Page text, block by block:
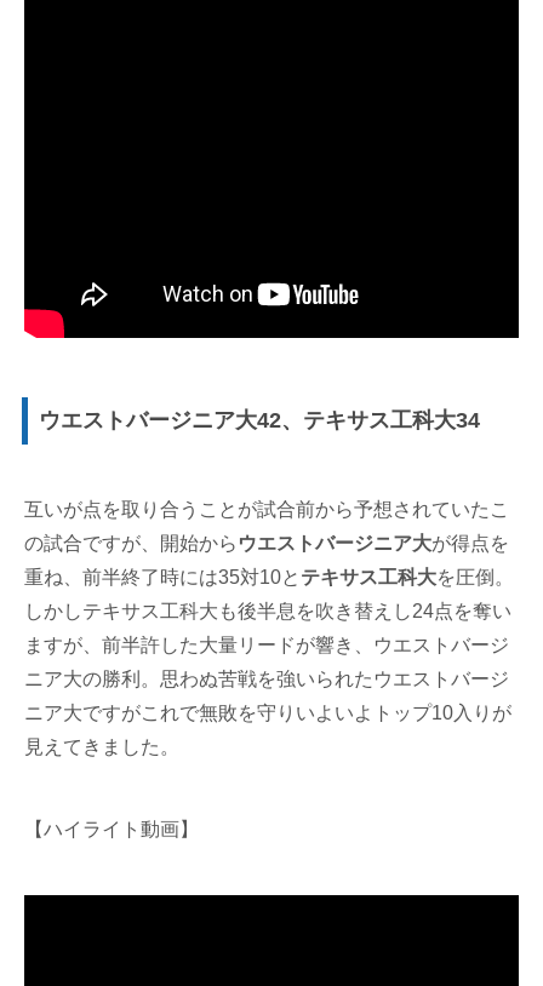
ウエストバージニア大42、テキサス工科大34
互いが点を取り合うことが試合前から予想されていたこ
の試合ですが、開始から ウエストバージニア大が得点を
重ね、前半終了時には35対10と テキサス工科大を圧倒。
しかしテキサス工科大も後半息を吹き替えし24点を奪い
ますが、前半許した大量リードが響き、ウエストバージ
ニア大の勝利。思わぬ苦戦を強いられたウエストバージ
ニア大ですがこれで無敗を守りいよいよトップ10入りが
見えてきました。
【ハイライト動画】